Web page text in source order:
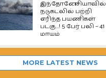
இந்தோனேசியாவில்
நடுகடலில் பற்றி
எரிந்த பயணிகள்
படகு…! 5 பேர் பலி – 41
மாயம்
MORE LATEST NEWS